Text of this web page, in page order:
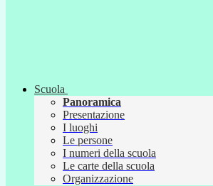
Scuola
Panoramica
Presentazione
I luoghi
Le persone
I numeri della scuola
Le carte della scuola
Organizzazione